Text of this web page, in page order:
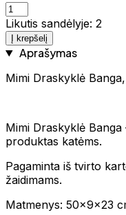
Likutis sandėlyje: 2
Į krepšelį
Aprašymas
Mimi Draskyklė
Mimi Draskyklė
produktas katėms.
Pagaminta iš tvirto
žaidimams.
Matmenys: 50x9x23